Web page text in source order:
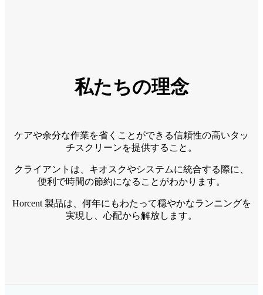
私たちの理念
ケアや余分な作業を省くことができる信頼性の高いタッ
チスクリーンを提供すること。
クライアントは、キオスクやシステムに統合する際に、
便利で時間の節約になることがわかります。
Horcent 製品は、何年にもわたって穏やかなランニングを
実現し、心配から解放します。